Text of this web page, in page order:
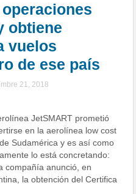
obtiene
vuelos
de ese país
21, 2018
JetSMART prometió
en la aerolínea low cost
Sudamérica y es así como
lo está concretando:
compañía anunció, en
la obtención del Certifica